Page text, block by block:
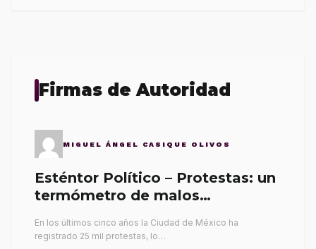
Firmas de Autoridad
MIGUEL ÁNGEL CASIQUE OLIVOS
Esténtor Político – Protestas: un
termómetro de malos
En los últimos cinco años la Ciudad de México ha
registrado 25 mil protestas, lo…